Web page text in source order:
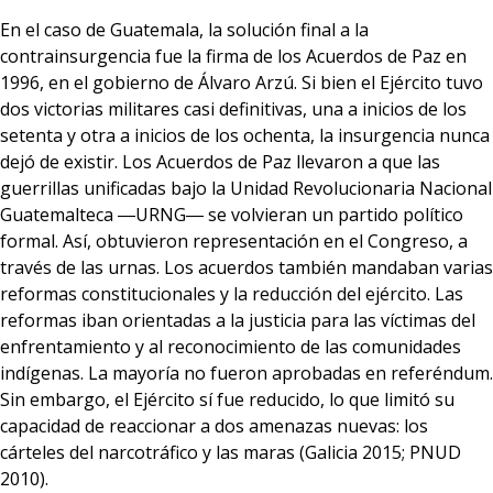
En el caso de Guatemala, la solución final a la
contrainsurgencia fue la firma de los Acuerdos de Paz en
1996, en el gobierno de Álvaro Arzú. Si bien el Ejército tuvo
dos victorias militares casi definitivas, una a inicios de los
setenta y otra a inicios de los ochenta, la insurgencia nunca
dejó de existir. Los Acuerdos de Paz llevaron a que las
guerrillas unificadas bajo la Unidad Revolucionaria Nacional
Guatemalteca ―URNG―se volvieran un partido político
formal. Así, obtuvieron representación en el Congreso, a
través de las urnas. Los acuerdos también mandaban varias
reformas constitucionales y la reducción del ejército. Las
reformas iban orientadas a la justicia para las víctimas del
enfrentamiento y al reconocimiento de las comunidades
indígenas. La mayoría no fueron aprobadas en referéndum.
Sin embargo, el Ejército sí fue reducido, lo que limitó su
capacidad de reaccionar a dos amenazas nuevas: los
cárteles del narcotráfico y las maras (Galicia 2015; PNUD
2010).